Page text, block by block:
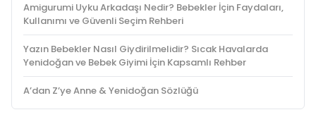
Amigurumi Uyku Arkadaşı Nedir? Bebekler İçin Faydaları,
Kullanımı ve Güvenli Seçim Rehberi
Yazın Bebekler Nasıl Giydirilmelidir? Sıcak Havalarda
Yenidoğan ve Bebek Giyimi İçin Kapsamlı Rehber
A’dan Z’ye Anne & Yenidoğan Sözlüğü